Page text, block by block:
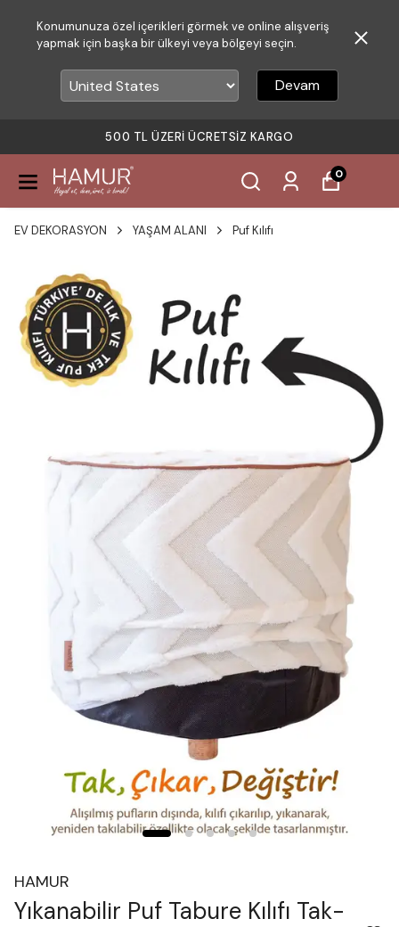
Konumunuza özel içerikleri görmek ve online alışveriş
yapmak için başka bir ülkeyi veya bölgeyi seçin.
Devam
500 TL ÜZERI ÜCRETSIZ KARGO
0
EV DEKORASYON YAŞAM ALANI Puf Kılıfı
HAMUR
Yıkanabilir Puf Tabure Kılıfı Tak-